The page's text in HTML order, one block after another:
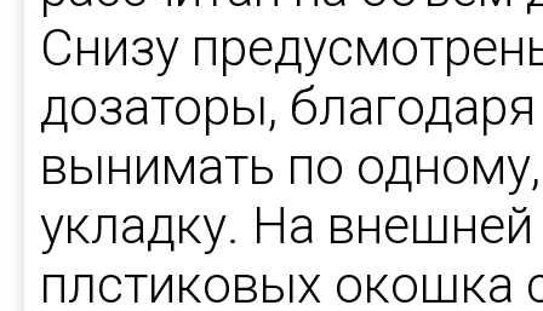
Снизу
дозаторы,
вынимать по
укладку. На
плстиковых окошка